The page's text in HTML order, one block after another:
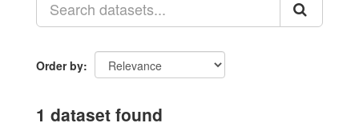
Order by
1 dataset found